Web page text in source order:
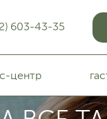
603-43-35
центр